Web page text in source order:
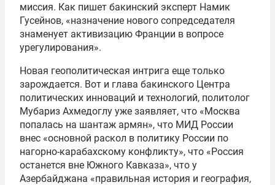
миссия. Как пишет бакинский эксперт Намик
Гусейнов, «назначение нового сопредседателя
знаменует активизацию Франции в вопросе
урегулирования».
Новая геополитическая интрига еще только
зарождается. Вот и глава бакинского Центра
политических инноваций и технологий, политолог
Мубариз Ахмедоглу уже заявляет, что «Москва
попалась на шантаж армян», что МИД России
внес «основной раскол в политику России по
нагорно-карабахскому конфликту», что «Россия
останется вне Южного Кавказа», что у
Азербайджана «правильная история и география,